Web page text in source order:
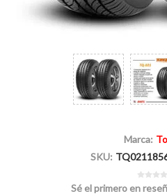
Marca:
SKU:
Sé el primero en